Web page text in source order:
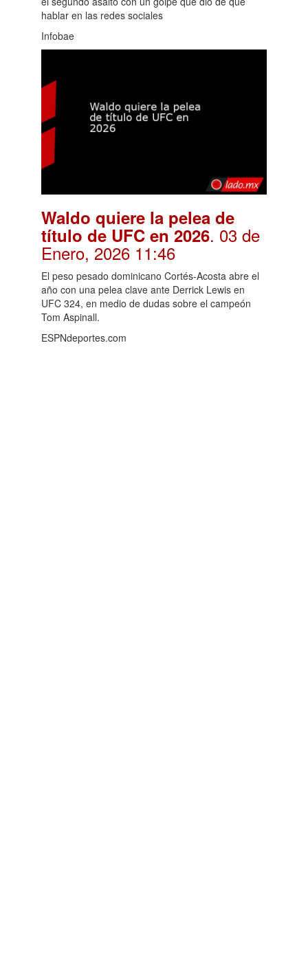
hablar en las redes sociales
Infobae
Waldo quiere la pelea de
título de UFC en 2026. 03 de
Enero, 2026 11:46
El peso pesado dominicano Cortés-Acosta abre el
año con una pelea clave ante Derrick Lewis en
UFC 324, en medio de dudas sobre el campeón
Tom Aspinall.
ESPNdeportes.com